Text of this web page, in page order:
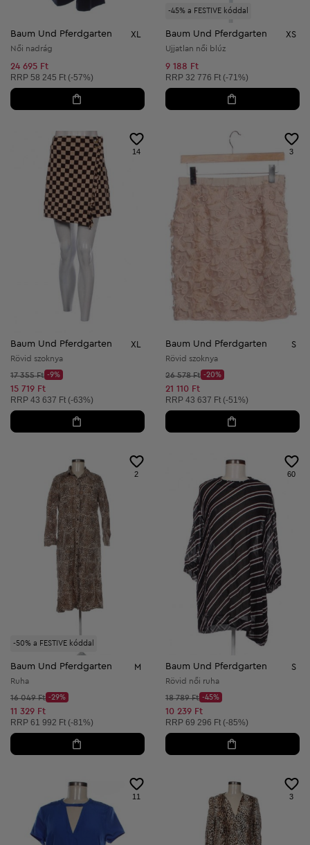
Baum Und Pferdgarten XL
Női nadrág
24 695 Ft
Ajánlott ár:
RRP 58 245 Ft (-57%)
-45% a FESTIVE kóddal
Baum Und Pferdgarten XS
Ujjatlan női blúz
9 188 Ft
Ajánlott ár:
RRP 32 776 Ft (-71%)
14
Baum Und Pferdgarten XL
Rövid szoknya
Kezdő ár:
17 355 Ft
Discount Price:
-9%
Csökkentett ár:
15 719 Ft
Ajánlott ár:
RRP 43 637 Ft (-63%)
3
Baum Und Pferdgarten S
Rövid szoknya
Kezdő ár:
26 578 Ft
Discount Price:
-20%
Csökkentett ár:
21 110 Ft
Ajánlott ár:
RRP 43 637 Ft (-51%)
-50% a FESTIVE kóddal
2
Baum Und Pferdgarten M
Ruha
Kezdő ár:
16 049 Ft
Discount Price:
-29%
Csökkentett ár:
11 329 Ft
Ajánlott ár:
RRP 61 992 Ft (-81%)
60
Baum Und Pferdgarten S
Rövid női ruha
Kezdő ár:
18 789 Ft
Discount Price:
-45%
Csökkentett ár:
10 239 Ft
Ajánlott ár:
RRP 69 296 Ft (-85%)
11 3